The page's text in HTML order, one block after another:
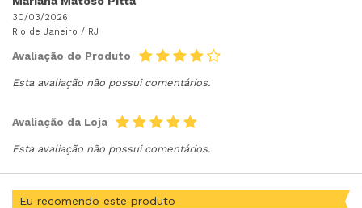
30/03/2026
Rio de Janeiro / RJ
Avaliação do Produto
Esta avaliação não possui comentários.
Avaliação da Loja
Esta avaliação não possui comentários.
Eu recomendo este produto